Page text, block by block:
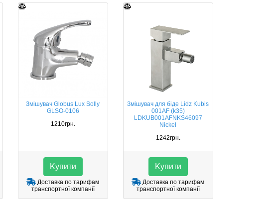
Змішувач Globus Lux Solly
GLSO-0106
1210грн.
Kупити
Доставка по тарифам
транспортної компанії
Змішувач для біде Lidz Kubis
001AF (k35)
LDKUB001AFNKS46097
Nickel
1242грн.
Kупити
Доставка по тарифам
транспортної компанії